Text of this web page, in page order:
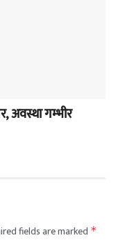
अवस्था गम्भीर
fields are marked *